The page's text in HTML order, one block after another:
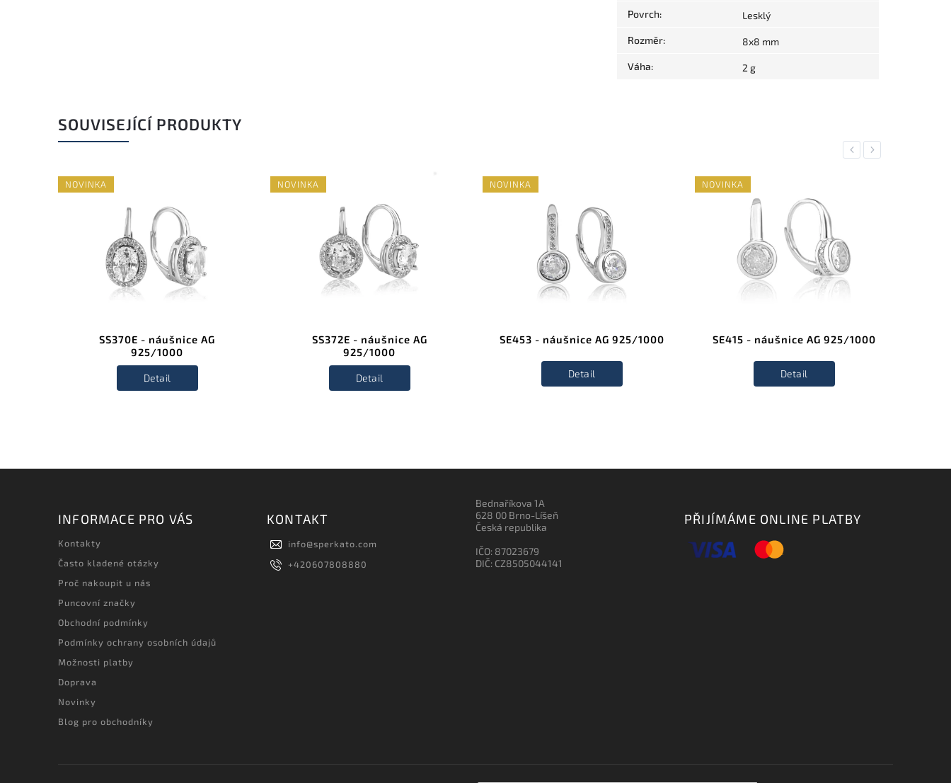
Povrch: Lesklý
Rozměr: 8x8 mm
Váha: 2 g
SOUVISEJÍCÍ PRODUKTY
Previous
NOVINKA
SS370E - náušnice AG
925/1000
Detail
NOVINKA
SS372E - náušnice AG
925/1000
Detail
NOVINKA
SE453 - náušnice AG 925/1000
Detail
NOVINKA
SE415 - náušnice AG 925/1000
Detail
Next
INFORMACE PRO VÁS
Kontakty
Často kladené otázky
Proč nakoupit u nás
Puncovní značky
Obchodní podmínky
Podmínky ochrany osobních údajů
Možnosti platby
Doprava
Novinky
Blog pro obchodníky
KONTAKT
info@sperkato.com
+420607808880
Bednaříkova 1A
628 00 Brno-Líšeň
Česká republika
IČO: 87023679
DIČ: CZ8505044141
PŘIJÍMÁME ONLINE PLATBY